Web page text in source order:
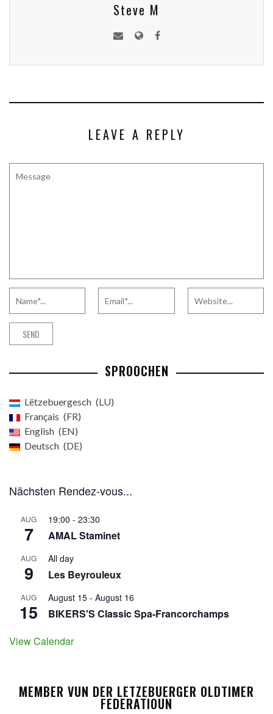
Steve M
LEAVE A REPLY
SPROOCHEN
Lëtzebuergesch
LU
Français
FR
English
EN
Deutsch
DE
Nächsten Rendez-vous...
AUG
7
19:00 - 23:30
AMAL Staminet
AUG
9
All day
Les Beyrouleux
AUG
15
August 15 - August 16
BIKERS'S Classic Spa-Francorchamps
View Calendar
MEMBER VUN DER LETZEBUERGER OLDTIMER
FEDERATIOUN